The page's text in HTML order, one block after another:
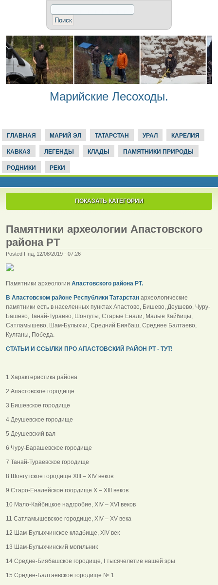
Марийские Лесоходы.
ГЛАВНАЯ МАРИЙ ЭЛ ТАТАРСТАН УРАЛ КАРЕЛИЯ
КАВКАЗ ЛЕГЕНДЫ КЛАДЫ ПАМЯТНИКИ ПРИРОДЫ
РОДНИКИ РЕКИ
ПОКАЗАТЬ КАТЕГОРИИ
Памятники археологии Апастовского
района РТ
Posted Пнд, 12/08/2019 - 07:26
Памятники археологии Апастовского района РТ.
В Апастовском районе Республики Татарстан археологические
памятники есть в населенных пунктах Апастово, Бишево, Деушево, Чуру-
Башево, Танай-Тураево, Шонгуты, Старые Енали, Малые Кайбицы,
Сатламышево, Шам-Булыхчи, Средний Биябаш, Среднее Балтаево,
Кулганы, Победа.
СТАТЬИ И ССЫЛКИ ПРО АПАСТОВСКИЙ РАЙОН РТ - ТУТ!
1 Характеристика района
2 Апастовское городище
3 Бишевское городище
4 Деушевское городище
5 Деушевский вал
6 Чуру-Барашевское городище
7 Танай-Тураевское городище
8 Шонгутское городище ХIII – ХIV веков
9 Старо-Еналейское гоордище Х – ХIII веков
10 Мало-Кайбицкое надгробие, ХIV – ХVI веков
11 Сатламышевское городище, ХIV – ХV века
12 Шам-Булыхчинское кладбище, ХIV век
13 Шам-Булыхчинский могильник
14 Средне-Биябашское городище, I тысячелетие нашей эры
15 Средне-Балтаевское городище № 1